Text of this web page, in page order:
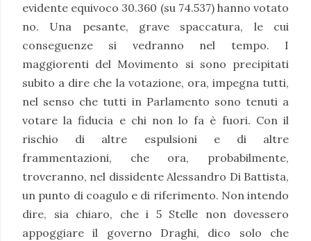
evidente equivoco 30.360 (su 74.537) hanno votato
no. Una pesante, grave spaccatura, le cui
conseguenze si vedranno nel tempo. I
maggiorenti del Movimento si sono precipitati
subito a dire che la votazione, ora, impegna tutti,
nel senso che tutti in Parlamento sono tenuti a
votare la fiducia e chi non lo fa è fuori. Con il
rischio di altre espulsioni e di altre
frammentazioni, che ora, probabilmente,
troveranno, nel dissidente Alessandro Di Battista,
un punto di coagulo e di riferimento. Non intendo
dire, sia chiaro, che i 5 Stelle non dovessero
appoggiare il governo Draghi, dico solo che